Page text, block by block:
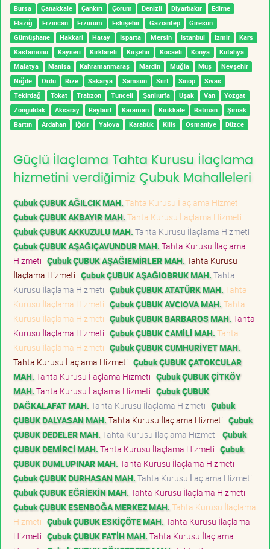
Bursa Çanakkale Çankırı Çorum Denizli Diyarbakır
Edirne
Elazığ
Erzincan Erzurum Eskişehir Gaziantep
Giresun
Gümüşhane
Hakkari Hatay Isparta Mersin İstanbul İzmir
Kars
Kastamonu
Kayseri Kırklareli Kırşehir Kocaeli Konya
Kütahya
Malatya
Manisa Kahramanmaraş Mardin Muğla Muş
Nevşehir
Niğde
Ordu Rize Sakarya Samsun Siirt Sinop
Sivas
Tekirdağ
Tokat Trabzon Tunceli Şanlıurfa Uşak Van
Yozgat
Zonguldak
Aksaray Bayburt Karaman Kırıkkale Batman
Şırnak
Bartın
Ardahan Iğdır Yalova Karabük Kilis Osmaniye Düzce
Güçlü İlaçlama Tahta Kurusu İlaçlama
hizmetini verdiğimiz Çubuk Mahalleleri
Çubuk ÇUBUK AĞILCIK MAH. Tahta Kurusu İlaçlama Hizmeti
Çubuk ÇUBUK AKBAYIR MAH. Tahta Kurusu İlaçlama Hizmeti
Çubuk ÇUBUK AKKUZULU MAH. Tahta Kurusu İlaçlama Hizmeti
Çubuk ÇUBUK AŞAĞIÇAVUNDUR MAH. Tahta Kurusu İlaçlama
Hizmeti Çubuk ÇUBUK AŞAĞIEMİRLER MAH. Tahta Kurusu
İlaçlama Hizmeti Çubuk ÇUBUK AŞAĞIOBRUK MAH. Tahta
Kurusu İlaçlama Hizmeti Çubuk ÇUBUK ATATÜRK MAH. Tahta
Kurusu İlaçlama Hizmeti Çubuk ÇUBUK AVCIOVA MAH. Tahta
Kurusu İlaçlama Hizmeti Çubuk ÇUBUK BARBAROS MAH. Tahta
Kurusu İlaçlama Hizmeti Çubuk ÇUBUK CAMİLİ MAH. Tahta
Kurusu İlaçlama Hizmeti Çubuk ÇUBUK CUMHURİYET MAH.
Tahta Kurusu İlaçlama Hizmeti Çubuk ÇUBUK ÇATOKCULAR
MAH. Tahta Kurusu İlaçlama Hizmeti Çubuk ÇUBUK ÇİTKÖY
MAH. Tahta Kurusu İlaçlama Hizmeti Çubuk ÇUBUK
DAĞKALAFAT MAH. Tahta Kurusu İlaçlama Hizmeti Çubuk
ÇUBUK DALYASAN MAH. Tahta Kurusu İlaçlama Hizmeti Çubuk
ÇUBUK DEDELER MAH. Tahta Kurusu İlaçlama Hizmeti Çubuk
ÇUBUK DEMİRCİ MAH. Tahta Kurusu İlaçlama Hizmeti Çubuk
ÇUBUK DUMLUPINAR MAH. Tahta Kurusu İlaçlama Hizmeti
Çubuk ÇUBUK DURHASAN MAH. Tahta Kurusu İlaçlama Hizmeti
Çubuk ÇUBUK EĞRİEKİN MAH. Tahta Kurusu İlaçlama Hizmeti
Çubuk ÇUBUK ESENBOĞA MERKEZ MAH. Tahta Kurusu İlaçlama
Hizmeti Çubuk ÇUBUK ESKİÇÖTE MAH. Tahta Kurusu İlaçlama
Hizmeti Çubuk ÇUBUK FATİH MAH. Tahta Kurusu İlaçlama